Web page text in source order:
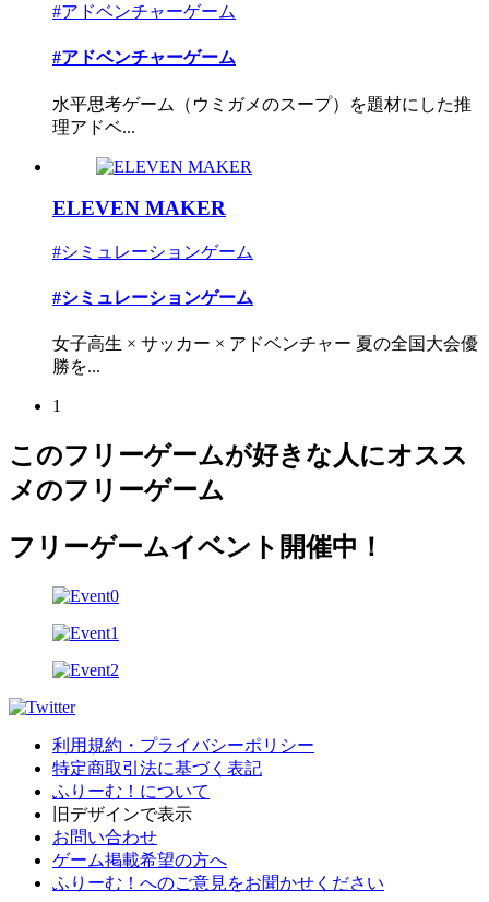
#アドベンチャーゲーム
#アドベンチャーゲーム
水平思考ゲーム（ウミガメのスープ）を題材にした推
理アドベ...
ELEVEN MAKER
#シミュレーションゲーム
#シミュレーションゲーム
女子高生 × サッカー × アドベンチャー 夏の全国大会優
勝を...
1
このフリーゲームが好きな人にオスス
メのフリーゲーム
フリーゲームイベント開催中！
利用規約・プライバシーポリシー
特定商取引法に基づく表記
ふりーむ！について
旧デザインで表示
お問い合わせ
ゲーム掲載希望の方へ
ふりーむ！へのご意見をお聞かせください